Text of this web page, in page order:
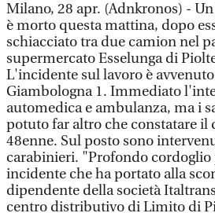
Milano, 28 apr. (Adnkronos) -
è morto questa mattina, dopo
schiacciato tra due camion nel
supermercato Esselunga di
L'incidente sul lavoro è
Giambologna 1. Immediato
automedica e ambulanza, ma i
potuto far altro che constatare il
48enne. Sul posto sono
carabinieri. "Profondo
incidente che ha portato alla
dipendente della società
centro distributivo di Limito di